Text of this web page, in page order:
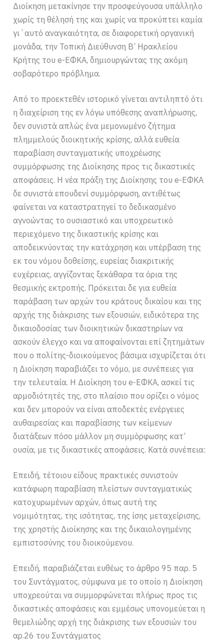
Διοίκηση μετακίνησε την προσφεύγουσα υπάλληλο
χωρίς τη θέλησή της και χωρίς να προκύπτει καμία
γι΄αυτό αναγκαιότητα, σε διαφορετική οργανική
μονάδα, την Τοπική Διεύθυνση Β’ Ηρακλείου
Κρήτης του e-ΕΦΚΑ, δημιουργώντας της ακόμη
σοβαρότερο πρόβλημα.
Από το προεκτεθέν ιστορικό γίνεται αντιληπτό ότι
η διαχείριση της εν λόγω υπόθεσης αναπλήρωσης,
δεν συνιστά απλώς ένα μεμονωμένο ζήτημα
πλημμελούς διοικητικής κρίσης, αλλά ευθεία
παραβίαση συνταγματικής υποχρέωσης
συμμόρφωσης της Διοίκησης προς τις δικαστικές
αποφάσεις. Η νέα πράξη της Διοίκησης του e-ΕΦΚΑ
δε συνιστά επουδενί συμμόρφωση, αντιθέτως
φαίνεται να καταστρατηγεί το δεδικασμένο
αγνοώντας το ουσιαστικό και υποχρεωτικό
περιεχόμενο της δικαστικής κρίσης και
αποδεικνύοντας την κατάχρηση και υπέρβαση της
εκ του νόμου δοθείσης, ευρείας διακριτικής
ευχέρειας, αγγίζοντας ξεκάθαρα τα όρια της
θεσμικής εκτροπής. Πρόκειται δε για ευθεία
παράβαση των αρχών του κράτους δικαίου και της
αρχής της διάκρισης των εξουσιών, ειδικότερα της
δικαιοδοσίας των διοικητικών δικαστηρίων να
ασκούν έλεγχο και να αποφαίνονται επί ζητημάτων
που ο πολίτης-διοικούμενος βάσιμα ισχυρίζεται ότι
η Διοίκηση παραβιάζει το νόμο, με συνέπειες για
την τελευταία. Η Διοίκηση του e-ΕΦΚΑ, ασκεί τις
αρμοδιότητές της, στο πλαίσιο που ορίζει ο νόμος
και δεν μπορούν να είναι αποδεκτές ενέργειες
αυθαιρεσίας και παραβίασης των κείμενων
διατάξεων πόσο μάλλον μη συμμόρφωσης κατ’
ουσία, με τις δικαστικές αποφάσεις. Κατά συνέπεια:
Επειδή, τέτοιου είδους πρακτικές συνιστούν
κατάφωρη παραβίαση πλείστων συνταγματικώς
κατοχυρωμένων αρχών, όπως αυτή της
νομιμότητας, της ισότητας, της ίσης μεταχείρισης,
της χρηστής Διοίκησης και της δικαιολογημένης
εμπιστοσύνης του διοικούμενου.
Επειδή, παραβιάζεται ευθέως το άρθρο 95 παρ. 5
του Συντάγματος, σύμφωνα με το οποίο η Διοίκηση
υποχρεούται να συμμορφώνεται πλήρως προς τις
δικαστικές αποφάσεις και εμμέσως υπονομεύεται η
θεμελιώδης αρχή της διάκρισης των εξουσιών του
αρ.26 του Συντάγματος